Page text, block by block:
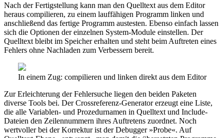
Nach der Fertigstellung kann man den Quelltext aus dem Editor
heraus compilieren, zu einem lauffähigen Programm linken und
anschließend das fertige Programm austesten. Ebenso einfach lassen
sich die Optionen der einzelnen System-Module einstellen. Der
Quelltext bleibt im Speicher erhalten und steht beim Auftreten eines
Fehlers ohne Nachladen zum Verbessern bereit.
In einem Zug: compilieren und linken direkt aus dem Editor
Zur Erleichterung der Fehlersuche liegen den beiden Paketen
diverse Tools bei. Der Crossreferenz-Generator erzeugt eine Liste,
die alle Variablen- und Prozedurnamen in Quelltext und Include-
Dateien den Zeilennummern ihres Auftretens zuordnet. Noch
wertvoller bei der Korrektur ist der Debugger »Probe«. Auf